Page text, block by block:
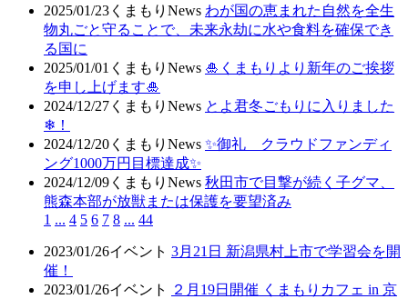
2025/01/23 くまもりNews わが国の恵まれた自然を全生
物丸ごと守ることで、未来永劫に水や食料を確保でき
る国に
2025/01/01 くまもりNews 🎍くまもりより新年のご挨拶
を申し上げます🎍
2024/12/27 くまもりNews とよ君冬ごもりに入りました
❄！
2024/12/20 くまもりNews ✨御礼 クラウドファンディ
ング1000万円目標達成✨
2024/12/09 くまもりNews 秋田市で目撃が続く子グマ、
熊森本部が放獣または保護を要望済み
1 ... 4 5 6 7 8 ... 44
2023/01/26イベント 3月21日 新潟県村上市で学習会を開
催！
2023/01/26イベント
２月19日開催 くまもりカフェ in 京